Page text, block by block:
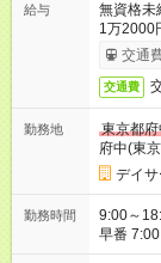
給与
無資格
1万2000
交通
交通費
勤務地
東京都
府中(東
デイ
勤務時間
9:00～18:00（休憩60
早番 7:00～
い」 「